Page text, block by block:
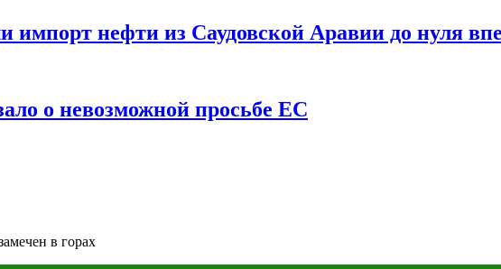
нефти из Саудовской Аравии до нуля
о невозможной просьбе ЕС
в горах